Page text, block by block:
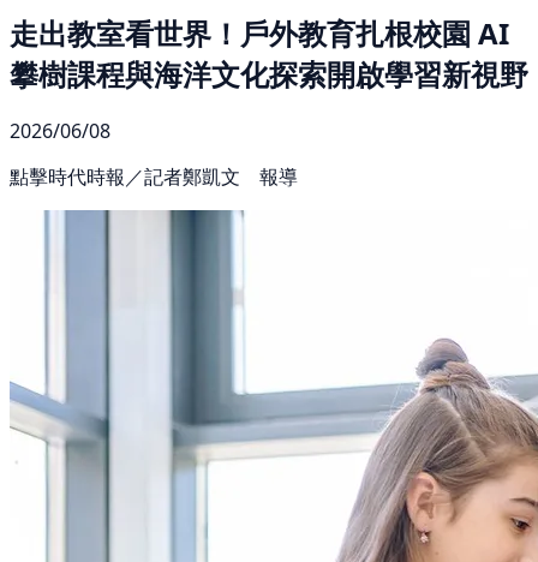
走出教室看世界！戶外教育扎根校園 AI
攀樹課程與海洋文化探索開啟學習新視野
2026/06/08
點擊時代時報／記者鄭凱文 報導